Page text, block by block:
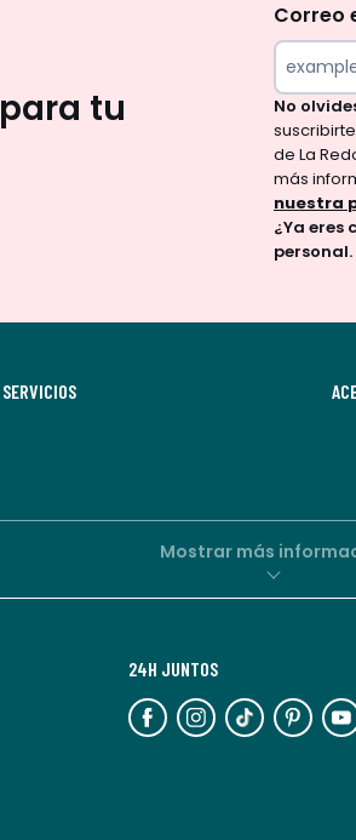
tu
para
tu
Al
parte
de
La
de
baja
para tu
Correo
No
de La
más
nuestra
¿Ya eres
personal.
Mostrar más
24H JUNTOS